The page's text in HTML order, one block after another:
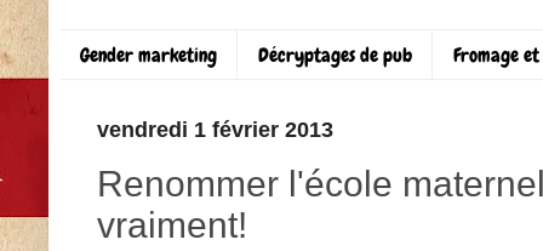
Gender marketing Décryptages de pub Fromage
vendredi 1 février 2013
Renommer l'école
vraiment!